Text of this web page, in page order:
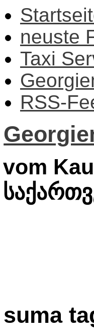
neuste
Taxi
RSS-
vom
suma